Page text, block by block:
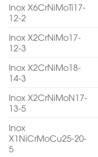
Inox X6CrNiMoTi17-
12-2
Inox X2CrNiMo17-
12-3
Inox X2CrNiMo18-
14-3
Inox X2CrNiMoN17-
13-5
Inox
X1NiCrMoCu25-20-
5